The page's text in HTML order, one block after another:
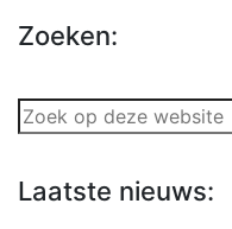
Zoeken:
Zoek
op
website
Laatste nieuws: